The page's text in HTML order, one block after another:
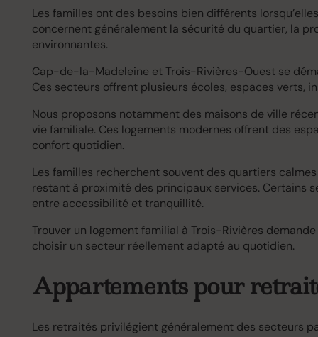
Les familles ont des besoins bien différents
concernent généralement la sécurité du quartier, la
environnantes.
Cap-de-la-Madeleine et Trois-Rivières-Ouest se
Ces secteurs offrent plusieurs écoles, espaces verts,
Nous proposons notamment des maisons de ville
vie familiale. Ces logements modernes offrent des
confort quotidien.
Les familles recherchent souvent des quartiers
restant à proximité des principaux services. Certains
entre accessibilité et tranquillité.
Trouver un logement familial à Trois-Rivières
choisir un secteur réellement adapté au quotidien.
Appartements pour
Les retraités privilégient généralement des secteurs